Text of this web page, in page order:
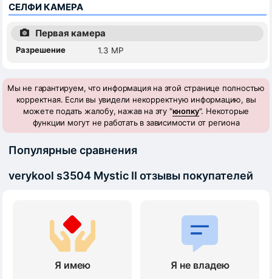
СЕЛФИ КАМЕРА
Первая камера
Разрешение 1.3 MP
Мы не гарантируем, что информация на этой странице полностью
корректная. Если вы увидели некорректную информацию, вы
можете подать жалобу, нажав на эту "кнопку". Некоторые
функции могут не работать в зависимости от региона
Популярные сравнения
verykool s3504 Mystic II отзывы покупателей
Я имею Я не владею